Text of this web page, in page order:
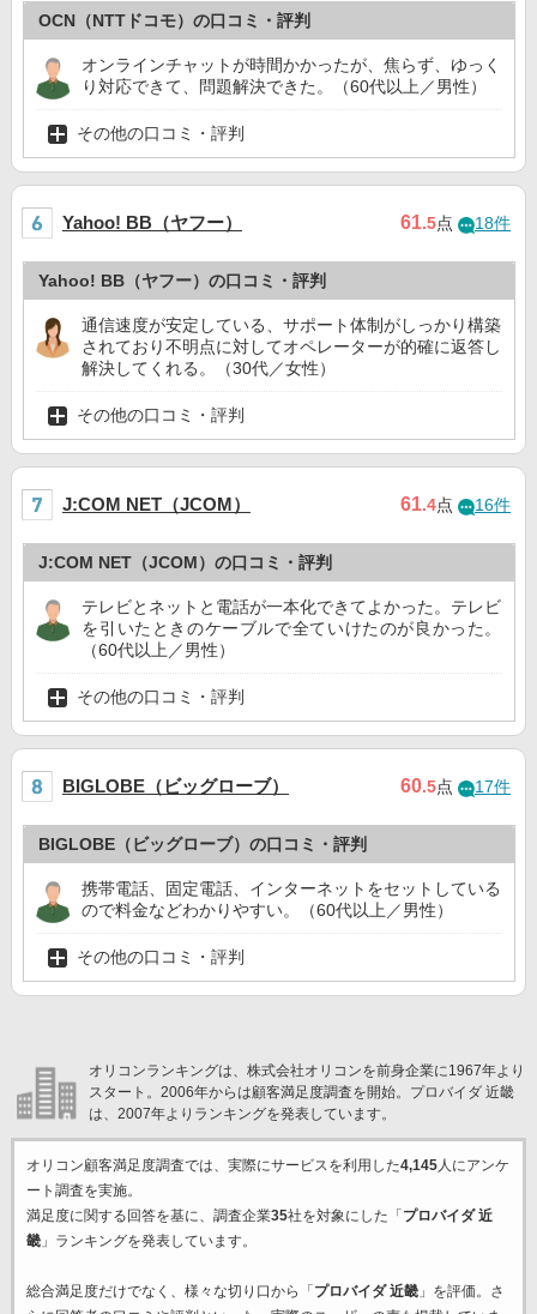
OCN（NTTドコモ）の口コミ・評判
オンラインチャットが時間かかったが、焦らず、ゆっく
り対応できて、問題解決できた。（60代以上／男性）
その他の口コミ・評判
Yahoo! BB（ヤフー） 61.5点 18件
Yahoo! BB（ヤフー）の口コミ・評判
通信速度が安定している、サポート体制がしっかり構築
されており不明点に対してオペレーターが的確に返答し
解決してくれる。（30代／女性）
その他の口コミ・評判
J:COM NET（JCOM） 61.4点 16件
J:COM NET（JCOM）の口コミ・評判
テレビとネットと電話が一本化できてよかった。テレビ
を引いたときのケーブルで全ていけたのが良かった。
（60代以上／男性）
その他の口コミ・評判
BIGLOBE（ビッグローブ） 60.5点 17件
BIGLOBE（ビッグローブ）の口コミ・評判
携帯電話、固定電話、インターネットをセットしている
ので料金などわかりやすい。（60代以上／男性）
その他の口コミ・評判
オリコンランキングは、株式会社オリコンを前身企業に1967年より
スタート。2006年からは顧客満足度調査を開始。プロバイダ 近畿
は、2007年よりランキングを発表しています。
オリコン顧客満足度調査では、実際にサービスを利用した4,145人にアンケ
ート調査を実施。
満足度に関する回答を基に、調査企業35社を対象にした「 プロバイダ 近
畿」ランキングを発表しています。
総合満足度だけでなく、様々な切り口から「 プロバイダ 近畿」を評価。さ